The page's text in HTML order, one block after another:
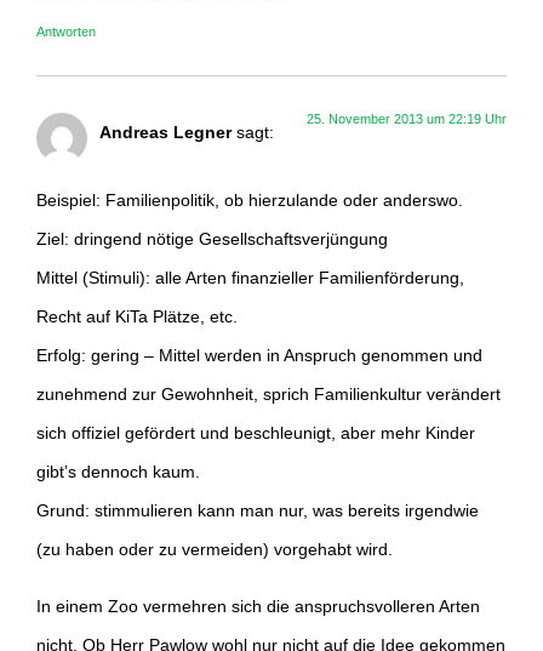
Antworten
Andreas Legner sagt:
25. November 2013 um 22:19 Uhr
Beispiel: Familienpolitik, ob hierzulande oder anderswo.
Ziel: dringend nötige Gesellschaftsverjüngung
Mittel (Stimuli): alle Arten finanzieller Familienförderung,
Recht auf KiTa Plätze, etc.
Erfolg: gering – Mittel werden in Anspruch genommen und
zunehmend zur Gewohnheit, sprich Familienkultur verändert
sich offiziel gefördert und beschleunigt, aber mehr Kinder
gibt’s dennoch kaum.
Grund: stimmulieren kann man nur, was bereits irgendwie
(zu haben oder zu vermeiden) vorgehabt wird.
In einem Zoo vermehren sich die anspruchsvolleren Arten
nicht. Ob Herr Pawlow wohl nur nicht auf die Idee gekommen